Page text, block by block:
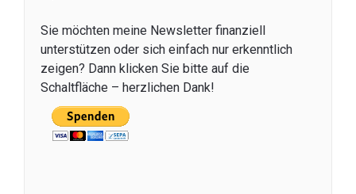
Sie möchten meine Newsletter finanziell
unterstützen oder sich einfach nur erkenntlich
zeigen? Dann klicken Sie bitte auf die
Schaltfläche – herzlichen Dank!